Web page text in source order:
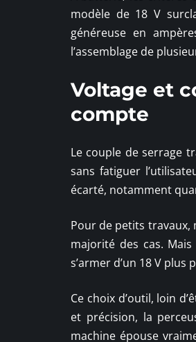
modèle de 18 V
généreuse en
l’assemblage de
Voltage et
compte
Le couple de serrage
sans fatiguer
écarté, notamment
Pour de petits travaux,
majorité des cas.
s’armer d’un 18 V
Ce choix d’outil, loin
et précision, la
machine épouse